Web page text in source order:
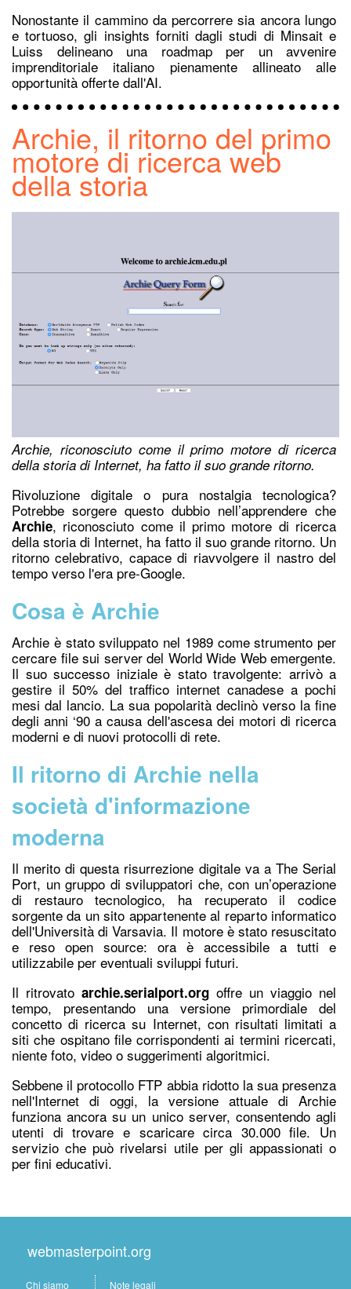
Nonostante il cammino da percorrere sia ancora lungo
e tortuoso, gli insights forniti dagli studi di Minsait e
Luiss delineano una roadmap per un avvenire
imprenditoriale italiano pienamente allineato alle
opportunità offerte dall'AI.
Archie, il ritorno del primo
motore di ricerca web
della storia
Archie, riconosciuto come il primo motore di ricerca
della storia di Internet, ha fatto il suo grande ritorno.
Rivoluzione digitale o pura nostalgia tecnologica?
Potrebbe sorgere questo dubbio nell’apprendere che
Archie, riconosciuto come il primo motore di ricerca
della storia di Internet, ha fatto il suo grande ritorno. Un
ritorno celebrativo, capace di riavvolgere il nastro del
tempo verso l'era pre-Google.
Cosa è Archie
Archie è stato sviluppato nel 1989 come strumento per
cercare file sui server del World Wide Web emergente.
Il suo successo iniziale è stato travolgente: arrivò a
gestire il 50% del traffico internet canadese a pochi
mesi dal lancio. La sua popolarità declinò verso la fine
degli anni ‘90 a causa dell'ascesa dei motori di ricerca
moderni e di nuovi protocolli di rete.
Il ritorno di Archie nella
società d'informazione
moderna
Il merito di questa risurrezione digitale va a The Serial
Port, un gruppo di sviluppatori che, con un’operazione
di restauro tecnologico, ha recuperato il codice
sorgente da un sito appartenente al reparto informatico
dell'Università di Varsavia. Il motore è stato resuscitato
e reso open source: ora è accessibile a tutti e
utilizzabile per eventuali sviluppi futuri.
Il ritrovato archie.serialport.org offre un viaggio nel
tempo, presentando una versione primordiale del
concetto di ricerca su Internet, con risultati limitati a
siti che ospitano file corrispondenti ai termini ricercati,
niente foto, video o suggerimenti algoritmici.
Sebbene il protocollo FTP abbia ridotto la sua presenza
nell'Internet di oggi, la versione attuale di Archie
funziona ancora su un unico server, consentendo agli
utenti di trovare e scaricare circa 30.000 file. Un
servizio che può rivelarsi utile per gli appassionati o
per fini educativi.
webmasterpoint.org
Chi siamo Note legali